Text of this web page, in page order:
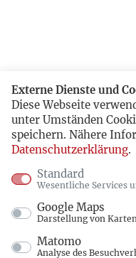
Externe Dienste und
Diese Webseite
unter Umständen
speichern. Nähere
Datenschutzerklärung.
Standard
Wesentliche Services
Google Maps
Darstellung von
Matomo
Analyse des